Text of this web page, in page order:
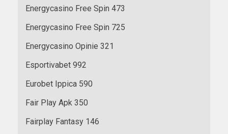
Energycasino Free Spin 473
Energycasino Free Spin 725
Energycasino Opinie 321
Esportivabet 992
Eurobet Ippica 590
Fair Play Apk 350
Fairplay Fantasy 146